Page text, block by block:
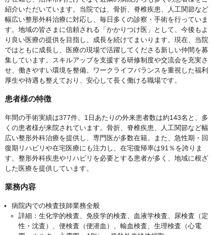
紹介いただいています。当院では、骨折、脊椎疾患、人工関節など
幅広い整形外科治療に対応し、毎日多くの診察・手術を行っていま
す。地域の皆さまに信頼される「かかりつけ医」として、今後もよ
り良い医療の提供を目指し、成長を続けてまいります。現在、当院
ではともに成長し、医療の現場で活躍してくださる新しい仲間を募
集しています。スキルアップを支援する研修制度や交流会を充実さ
せ、働きやすい環境を整備。ワークライフバランスを重視した福利
厚生や待遇も整えており、安心して長く働ける職場です。
患者様の特徴
年間の手術実績は377件、1日あたりの外来患者数は約143名と、多
くの患者様が来院されています。骨折、脊椎疾患、人工関節など幅
広い整形外科治療を提供し、専門医が多数在籍。また、急性期・回
復期リハビリや在宅医療にも注力し、在宅復帰率は91％を誇りま
す。整形外科疾患やリハビリを必要とする患者が多く、地域に根ざ
した医療を提供しています。
業務内容
病院内での検査技師業務全般
詳細：生化学的検査、免疫学的検査、血液学検査、尿検査（定
性・沈査）、便検査（便潜血）、輸血検査、生理検査（心電